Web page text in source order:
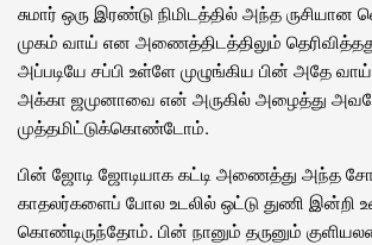
சுமார் ஒரு இரண்டு நிமிடத்தில் அந்த
முகம் வாய் என அணைத்திடத்திலும்
அப்படியே சப்பி உள்ளே முழுங்கிய பின் அதே
அக்கா ஜமுனாவை என் அருகில் அழைத்து
முத்தமிட்டுக்கொண்டோம்.
பின் ஜோடி ஜோடியாக கட்டி அணைத்து அந்த
காதலர்களைப் போல உடலில் ஒட்டு துணி இன்றி
கொண்டிருந்தோம். பின் நானும் தருனும்